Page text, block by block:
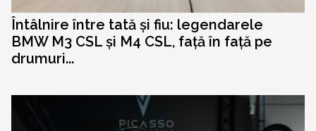
Întâlnire între tată și fiu: legendarele
BMW M3 CSL și M4 CSL, față în față pe
drumuri...